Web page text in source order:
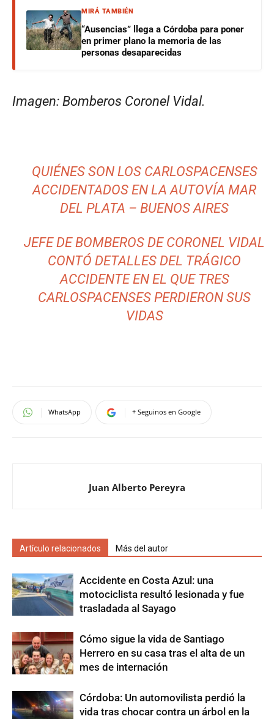
MIRÁ TAMBIÉN
“Ausencias” llega a Córdoba para poner
en primer plano la memoria de las
personas desaparecidas
Imagen: Bomberos Coronel Vidal.
QUIÉNES SON LOS CARLOSPACENSES
ACCIDENTADOS EN LA AUTOVÍA MAR
DEL PLATA – BUENOS AIRES
JEFE DE BOMBEROS DE CORONEL VIDAL
CONTÓ DETALLES DEL TRÁGICO
ACCIDENTE EN EL QUE TRES
CARLOSPACENSES PERDIERON SUS
VIDAS
WhatsApp + Seguinos en Google
Juan Alberto Pereyra
Artículo relacionados Más del autor
Accidente en Costa Azul: una
motociclista resultó lesionada y fue
trasladada al Sayago
Cómo sigue la vida de Santiago
Herrero en su casa tras el alta de un
mes de internación
Córdoba: Un automovilista perdió la
vida tras chocar contra un árbol en la